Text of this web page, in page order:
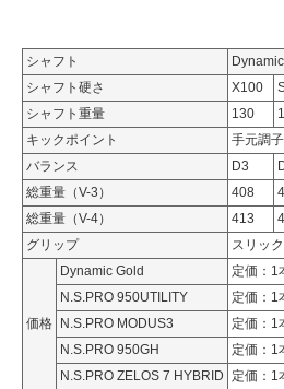
シャフト
シャフト硬さ
X100
シャフト重量
130
キックポイント
手元調子
バランス
D3
総重量（V-3）
408
総重量（V-4）
413
グリップ
スリッ
価格
Dynamic Gold
定価：
N.S.PRO 950UTILITY
定価：
N.S.PRO MODUS3
定価：
N.S.PRO 950GH
定価：
N.S.PRO ZELOS 7 HYBRID
定価：